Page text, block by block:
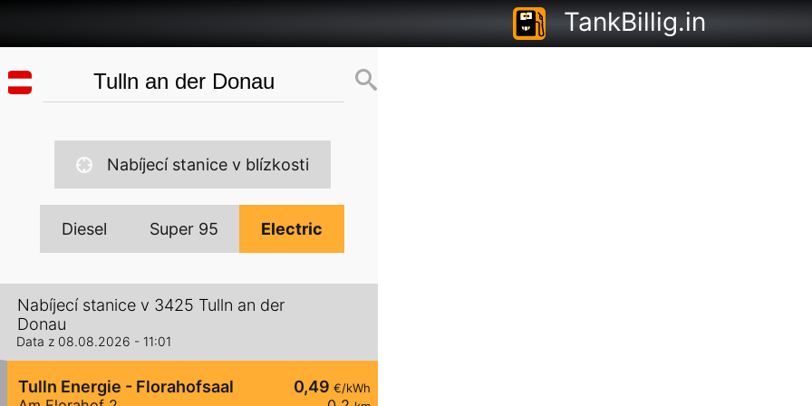
TankBillig.in
Nabíjecí stanice v blízkosti
Diesel Super 95 Electric
Nabíjecí stanice v 3425 Tulln an der
Donau
Data z 08.08.2026 - 11:01
0,49 €/kWh
Tulln Energie - Florahofsaal